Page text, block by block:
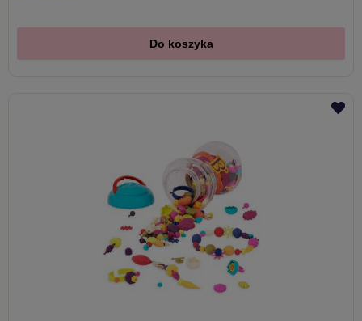
Do koszyka